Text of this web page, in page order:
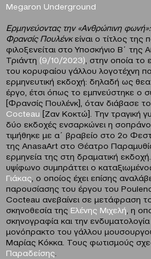
Μegaron Underground
Ερμηνεύοντας την «Ανθρώπινη
Φρανσίς Πουλένκείναι ο τίτλος
φιλοξενείται στο Υποσκήνιο Β΄ της
Τριάντη (9/10/2023) , στην οποία το
του κορυφαίου γάλλου λογοτέχνη
ερμηνευτική εκδοχή: δηλαδή ως
έργο, έτσι όπως το εμπνεύστηκε ο
[Φρανσίς Πουλένκ], όταν διάβασε
Cocteau [Ζαν Κοκτώ]. Την τραγική
δύο εκδοχές ενσαρκώνει η σοπράνο
τιμήθηκε με α΄ βραβείο στο 2ο
της AnasaArt στο Θέατρο
ερμηνεία της στη δραματική
υψίφωνο συμπράττει ο
Γιάκας , ο οποίος έχει επίσης
παρουσίασης του έργου του
Cocteau ανεβαίνει σε μετάφραση
σκηνοθεσία της Ελένης Μιχελή , η
σκηνογραφία και την
μονόπρακτο του γάλλου
Μαρίας Κόκκα. Τους φωτισμούς
Παραδείσης